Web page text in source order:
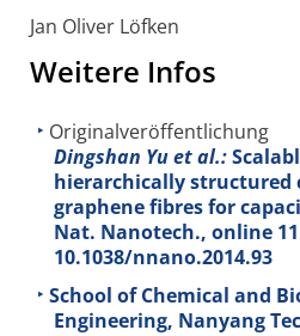
Jan Oliver Löfken
Weitere Infos
Originalveröffentlichung
Dingshan Yu et al.:
hierarchically structured
graphene fibres for
Nat. Nanotech., online
10.1038/nnano.2014.93
School of Chemical and
Engineering, Nanyang